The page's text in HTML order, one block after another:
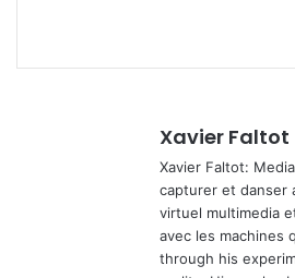
Xavier Faltot
Xavier Faltot:
capturer et danser
virtuel multimedia
avec les machines
through his